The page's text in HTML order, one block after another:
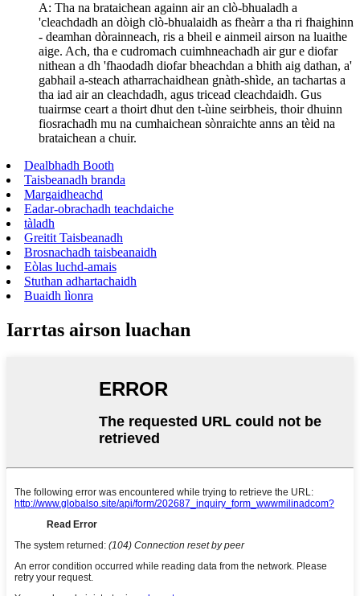
A: Tha na brataichean againn air an clò-bhualadh a
'cleachdadh an dòigh clò-bhualaidh as fheàrr a tha ri fhaighinn
- deamhan dòrainneach, ris a bheil e ainmeil airson na luaithe
aige. Ach, tha e cudromach cuimhneachadh air gur e diofar
nithean a dh 'fhaodadh diofar bheachdan a bhith aig dathan, a'
gabhail a-steach atharrachaidhean gnàth-shìde, an tachartas a
tha iad air an cleachdadh, agus tricead cleachdaidh. Gus
tuairmse ceart a thoirt dhut den t-ùine seirbheis, thoir dhuinn
fiosrachadh mu na cumhaichean sònraichte anns an tèid na
brataichean a chuir.
Dealbhadh Booth
Taisbeanadh branda
Margaidheachd
Eadar-obrachadh teachdaiche
tàladh
Greitit Taisbeanadh
Brosnachadh taisbeanaidh
Eòlas luchd-amais
Stuthan adhartachaidh
Buaidh lìonra
Iarrtas airson luachan